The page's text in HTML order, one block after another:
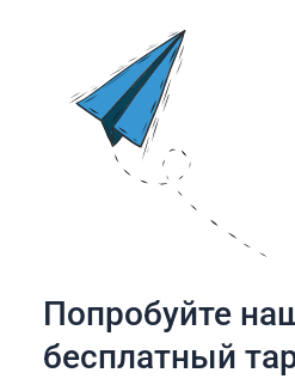
Попробуйте
бесплатный